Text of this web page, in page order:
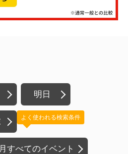
明日
すべてのイベント
よく使われる検索条件